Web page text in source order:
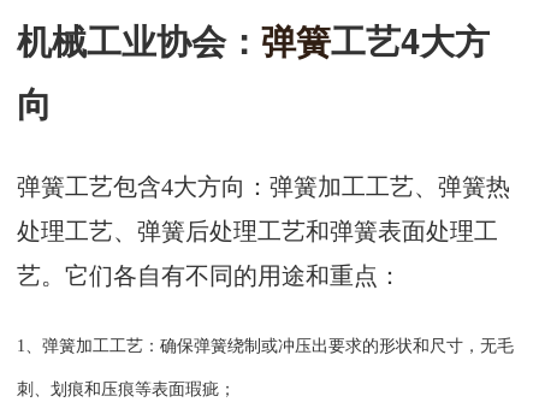
机械工业协会： 弹簧工艺4大方
向
弹簧工艺包含4大方向：弹簧加工工艺、弹簧热
处理工艺、弹簧后处理工艺和弹簧表面处理工
艺。它们各自有不同的用途和重点：
1、弹簧加工工艺：确保弹簧绕制或冲压出要求的形状和尺寸，无毛
刺、划痕和压痕等表面瑕疵；